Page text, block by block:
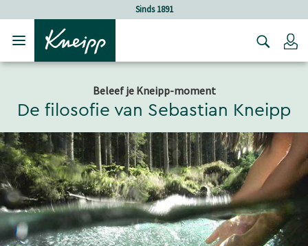
Verder gaan naar hoofdinhoud.Sinds 1891
Beleef je Kneipp-moment
De filosofie van Sebastian Kneipp